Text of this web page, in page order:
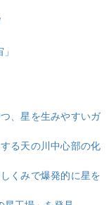
、星を生みやすいガ
る天の川中心部の化
くみで爆発的に星を